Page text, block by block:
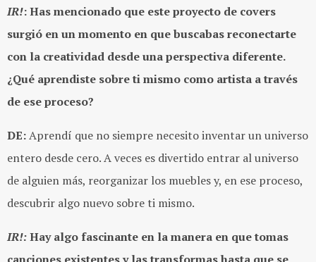
IR!: Has mencionado que este proyecto de covers
surgió en un momento en que buscabas reconectarte
con la creatividad desde una perspectiva diferente.
¿Qué aprendiste sobre ti mismo como artista a través
de ese proceso?
DE:Aprendí que no siempre necesito inventar un universo
entero desde cero. A veces es divertido entrar al universo
de alguien más, reorganizar los muebles y, en ese proceso,
descubrir algo nuevo sobre ti mismo.
IR!:Hay algo fascinante en la manera en que tomas